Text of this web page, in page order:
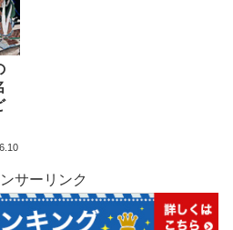
サーリンク